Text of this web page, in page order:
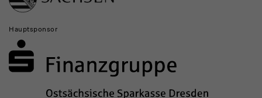
Hauptsponsor